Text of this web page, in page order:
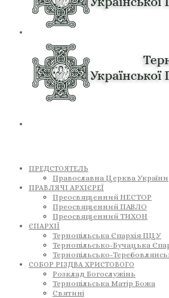
ПРЕДСТОЯТЕЛЬ
Православна Церква України
ПРАВЛЯЧІ АРХІЄРЕЇ
Преосвященний НЕСТОР
Преосвященний ПАВЛО
Преосвященний ТИХОН
ЄПАРХІЇ
Тернопільська Єпархія ПЦУ
Тернопільсько-Бучацька
Тернопільсько-
СОБОР РІЗДВА ХРИСТОВОГО
Розклад Богослужінь
Тернопільська Матір Божа
Святині